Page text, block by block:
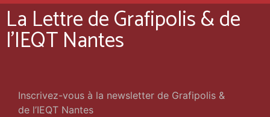
La Lettre de Grafipolis & de
l'IEQT Nantes
Inscrivez-vous à la newsletter de Grafipolis &
de l’IEQT Nantes